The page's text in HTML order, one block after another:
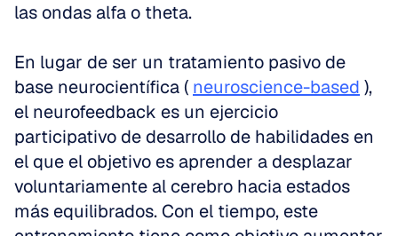
las ondas alfa o theta.
En lugar de ser un tratamiento pasivo de
base neurocientífica ( neuroscience-based ),
el neurofeedback es un ejercicio
participativo de desarrollo de habilidades en
el que el objetivo es aprender a desplazar
voluntariamente al cerebro hacia estados
más equilibrados. Con el tiempo, este